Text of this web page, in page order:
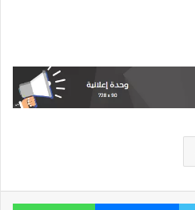
تويتر ماسنجر